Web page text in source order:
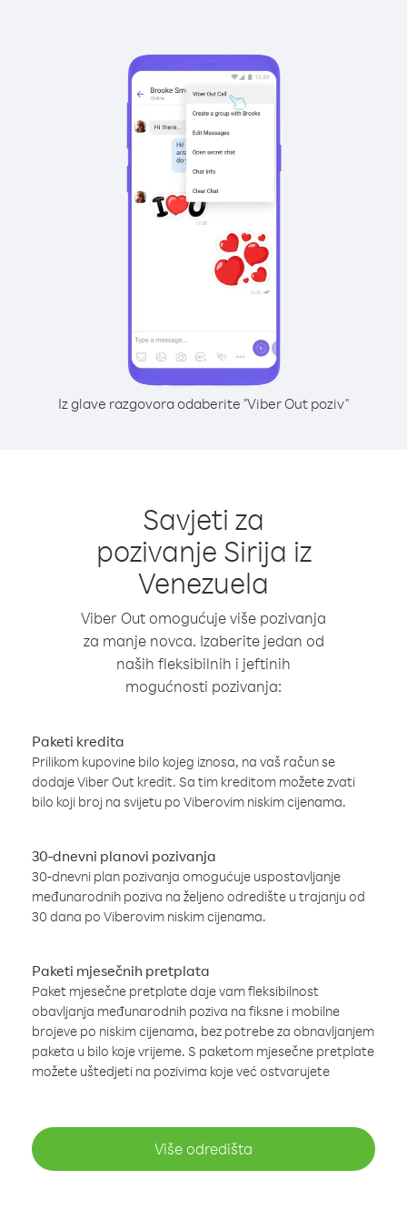
Iz glave razgovora odaberite "Viber Out poziv"
Savjeti za
pozivanje Sirija iz
Venezuela
Viber Out omogućuje više pozivanja
za manje novca. Izaberite jedan od
naših fleksibilnih i jeftinih
mogućnosti pozivanja:
Paketi kredita
Prilikom kupovine bilo kojeg iznosa, na vaš račun se
dodaje Viber Out kredit. Sa tim kreditom možete zvati
bilo koji broj na svijetu po Viberovim niskim cijenama.
30-dnevni planovi pozivanja
30-dnevni plan pozivanja omogućuje uspostavljanje
međunarodnih poziva na željeno odredište u trajanju od
30 dana po Viberovim niskim cijenama.
Paketi mjesečnih pretplata
Paket mjesečne pretplate daje vam fleksibilnost
obavljanja međunarodnih poziva na fiksne i mobilne
brojeve po niskim cijenama, bez potrebe za obnavljanjem
paketa u bilo koje vrijeme. S paketom mjesečne pretplate
možete uštedjeti na pozivima koje već ostvarujete
Više odredišta